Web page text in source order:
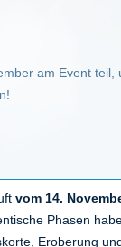
am Event
vom 14.
Phasen
Eroberung